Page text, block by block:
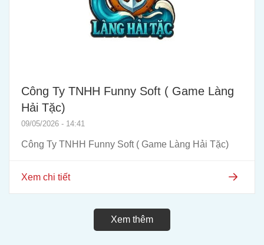
Công Ty TNHH Funny Soft ( Game Làng
Hải Tặc)
09/05/2026 - 14:41
Công Ty TNHH Funny Soft ( Game Làng Hải Tặc)
Xem chi tiết
Xem thêm